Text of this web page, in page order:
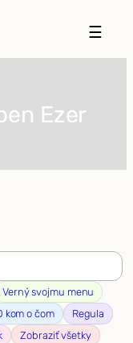
☰
Ezer
Verný svojmu menu
kom o čom
Regula
Zobraziť všetky